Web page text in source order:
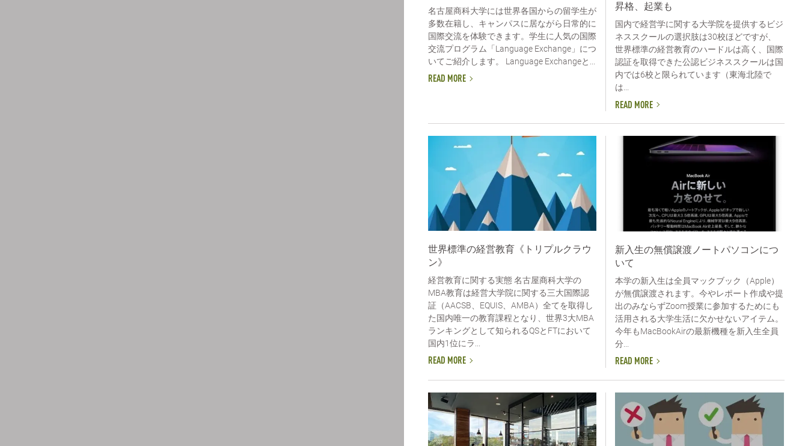
名古屋商科大学には世界各国からの留学生が
多数在籍し、キャンパスに居ながら日常的に
国際交流を体験できます。学生に人気の国際
交流プログラム「Language Exchange」につ
いてご紹介します。 Language Exchangeと...
READ MORE
昇格、起業も
国内で経営学に関する大学院を提供するビジ
ネススクールの選択肢は30校ほどですが、
世界標準の経営教育のハードルは高く、国際
認証を取得できた公認ビジネススクールは国
内では6校と限られています（東海北陸で
は...
READ MORE
世界標準の経営教育《トリプルクラウ
ン》
経営教育に関する実態 名古屋商科大学の
MBA教育は経営大学院に関する三大国際認
証（AACSB、EQUIS、AMBA）全てを取得し
た国内唯一の教育課程となり、世界3大MBA
ランキングとして知られるQSとFTにおいて
国内1位にラ...
READ MORE
新入生の無償譲渡ノートパソコンにつ
いて
本学の新入生は全員マックブック（Apple）
が無償譲渡されます。今やレポート作成や提
出のみならずZoom授業に参加するためにも
活用される大学生活に欠かせないアイテム。
今年もMacBookAirの最新機種を新入生全員
分...
READ MORE